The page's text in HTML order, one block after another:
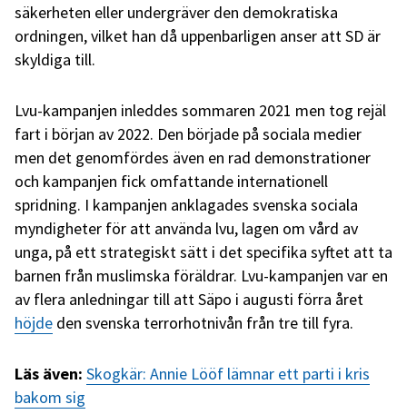
säkerheten eller undergräver den demokratiska
ordningen, vilket han då uppenbarligen anser att SD är
skyldiga till.
Lvu-kampanjen inleddes sommaren 2021 men tog rejäl
fart i början av 2022. Den började på sociala medier
men det genomfördes även en rad demonstrationer
och kampanjen fick omfattande internationell
spridning. I kampanjen anklagades svenska sociala
myndigheter för att använda lvu, lagen om vård av
unga, på ett strategiskt sätt i det specifika syftet att ta
barnen från muslimska föräldrar. Lvu-kampanjen var en
av flera anledningar till att Säpo i augusti förra året
höjde den svenska terrorhotnivån från tre till fyra.
Läs även: Skogkär: Annie Lööf lämnar ett parti i kris
bakom sig